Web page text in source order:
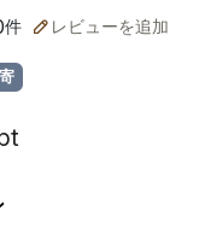
件 レビューを追加